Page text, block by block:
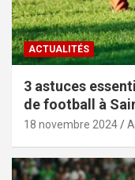
ACTUALITÉS
3 astuces
de football à
18 novembre 2024